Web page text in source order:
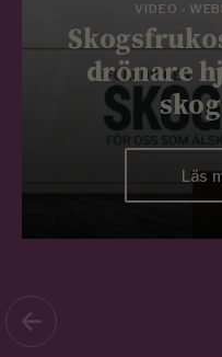
VIDEO -
drönare
Läs